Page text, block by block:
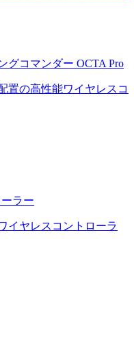
グコマンダー OCTA Pro
置の高性能ワイヤレスコ
ラー
イヤレスコントローラ